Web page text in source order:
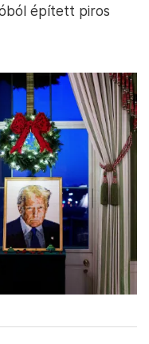
épített piros